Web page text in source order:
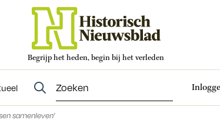
Begrijp het heden, begin bij het verleden
samenleven’